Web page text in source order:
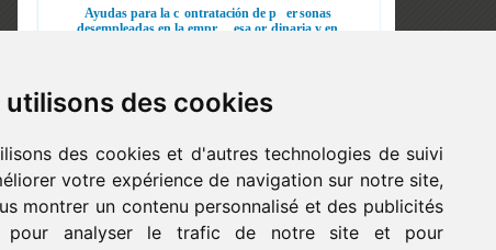
utilisons des cookies
des cookies et d'autres technologies de suivi
votre expérience de navigation sur notre site,
montrer un contenu personnalisé et des publicités
pour analyser le trafic de notre site et pour